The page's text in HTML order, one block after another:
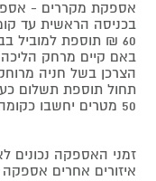
אספקת מקררים -
בכניסה הראשית עד
60 ₪ תוספת למוביל בבית.
הצרכן בשל חניה
תחול תוספת תשלום
50 מטרים יחשבו כקומה נוספת).
זמני האספקה נכונים
איזורים אחרים אספקה עד 14 ימי עסקים